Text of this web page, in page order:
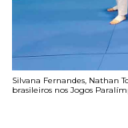
Silvana Fernandes, Nathan
brasileiros nos Jogos